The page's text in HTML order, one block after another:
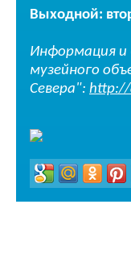
Выходной:
Информация
музейного
Севера": http://